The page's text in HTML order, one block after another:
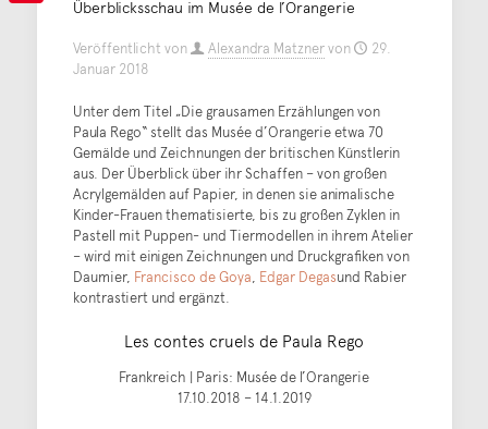
Überblicksschau im Musée de l’Orangerie
Veröffentlicht von Alexandra Matznervon
29.
Januar 2018
Unter dem Titel „Die grausamen Erzählungen von
Paula Rego“ stellt das Musée d’Orangerie etwa 70
Gemälde und Zeichnungen der britischen Künstlerin
aus. Der Überblick über ihr Schaffen – von großen
Acrylgemälden auf Papier, in denen sie animalische
Kinder-Frauen thematisierte, bis zu großen Zyklen in
Pastell mit Puppen- und Tiermodellen in ihrem Atelier
– wird mit einigen Zeichnungen und Druckgrafiken von
Daumier, Francisco de Goya, Edgar Degasund Rabier
kontrastiert und ergänzt.
Les contes cruels de Paula Rego
Frankreich | Paris: Musée de l’Orangerie
17.10.2018 – 14.1.2019